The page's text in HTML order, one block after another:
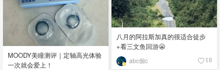
八月的阿拉斯加真的很适合徒步
+看三文鱼回游😬
abc個c 18
MOODY美瞳测评｜定轴高光体验
一次就会爱上！